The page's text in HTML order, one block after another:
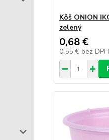
Kôš ONION
zelený
0,68 €
0,55 € bez DPH